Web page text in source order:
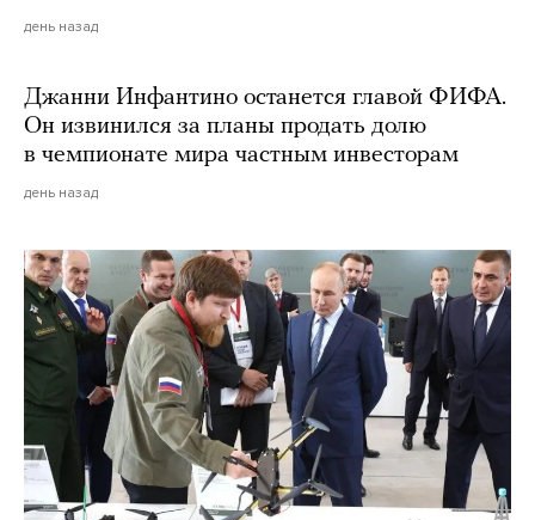
день назад
Джанни Инфантино останется главой ФИФА.
Он извинился за планы продать долю
в чемпионате мира частным инвесторам
день назад